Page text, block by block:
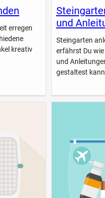
erregen
kreativ
und
Steingarten
erfährst Du
und
gestaltest